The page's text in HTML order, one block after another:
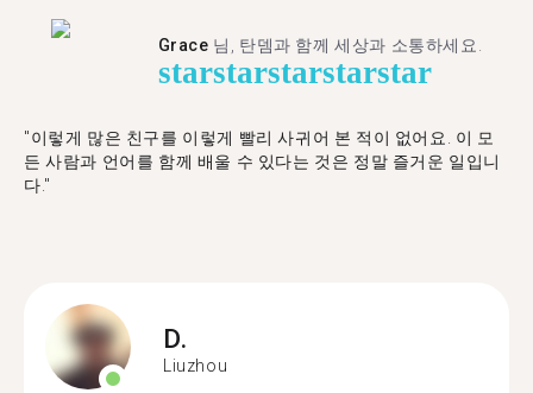
Grace 님, 탄뎀과 함께 세상과 소통하세요.
starstarstarstarstar
"이렇게 많은 친구를 이렇게 빨리 사귀어 본 적이 없어요. 이 모
든 사람과 언어를 함께 배울 수 있다는 것은 정말 즐거운 일입니
다."
D.
Liuzhou